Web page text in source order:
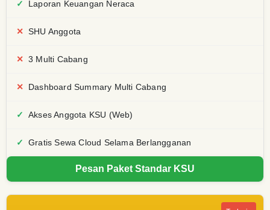
Laporan Keuangan Neraca
SHU Anggota
3 Multi Cabang
Dashboard Summary Multi Cabang
Akses Anggota KSU (Web)
Gratis Sewa Cloud Selama Berlangganan
Pesan Paket Standar KSU